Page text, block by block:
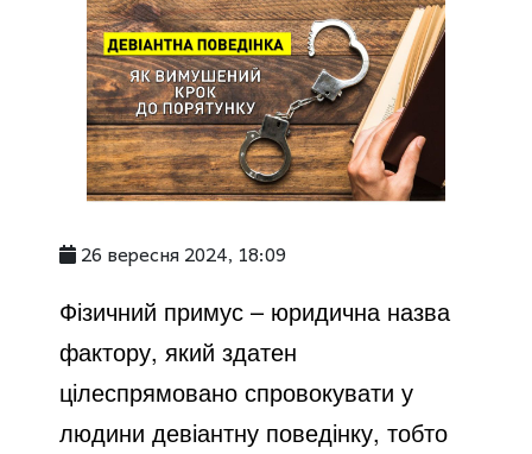
26 вересня 2024, 18:09
Фізичний примус – юридична назва
фактору, який здатен
цілеспрямовано спровокувати у
людини девіантну поведінку, тобто